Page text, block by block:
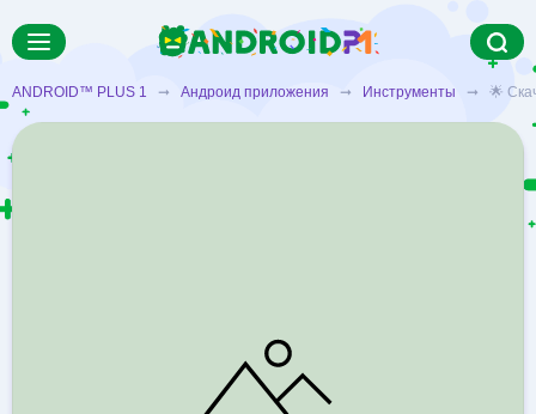
ANDROID™ PLUS 1 ➞ Андроид приложения ➞ Инструменты ➞ 🌟